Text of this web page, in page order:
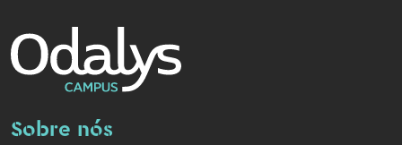
Sobre nós